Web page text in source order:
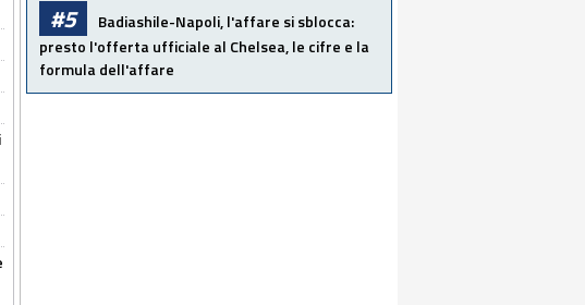
#5
Badiashile-Napoli, l'affare si sblocca:
presto l'offerta ufficiale al Chelsea, le cifre e la
formula dell'affare